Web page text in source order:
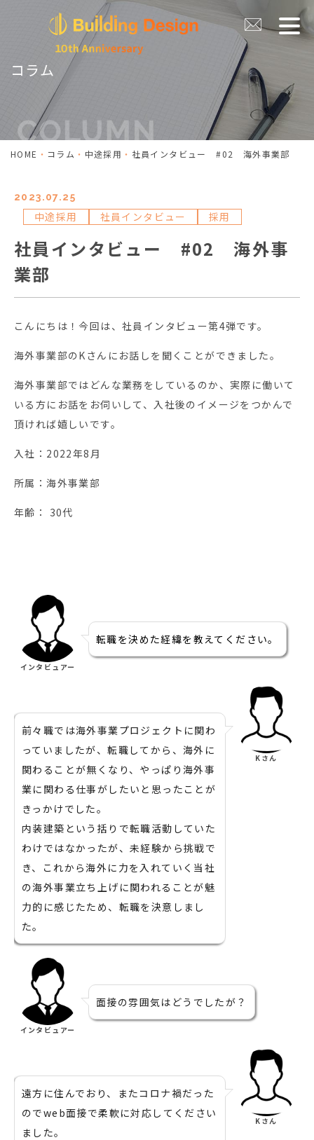
コラム
HOME コラム 中途採用 社員インタビュー #02 海外事業部
2023.07.25
中途採用 社員インタビュー 採用
社員インタビュー #02 海外事
業部
こんにちは！今回は、社員インタビュー第4弾です。
海外事業部のKさんにお話しを聞くことができました。
海外事業部ではどんな業務をしているのか、実際に働いて
いる方にお話をお伺いして、入社後のイメージをつかんで
頂ければ嬉しいです。
入社：2022年8月
所属：海外事業部
年齢： 30代
インタビュアー
転職を決めた経緯を教えてください。
前々職では海外事業プロジェクトに関わ
っていましたが、転職してから、海外に
関わることが無くなり、やっぱり海外事
業に関わる仕事がしたいと思ったことが
きっかけでした。
内装建築という括りで転職活動していた
わけではなかったが、未経験から挑戦で
き、これから海外に力を入れていく当社
の海外事業立ち上げに関われることが魅
力的に感じたため、転職を決意しまし
た。
Kさん
インタビュアー
面接の雰囲気はどうでしたが？
遠方に住んでおり、またコロナ禍だった
のでweb面接で柔軟に対応してください
ました。
Kさん